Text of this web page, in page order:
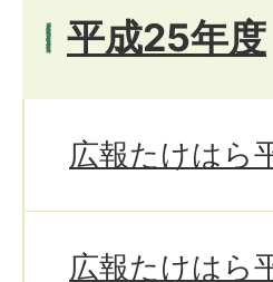
平成25年度
広報たけはら
広報たけはら